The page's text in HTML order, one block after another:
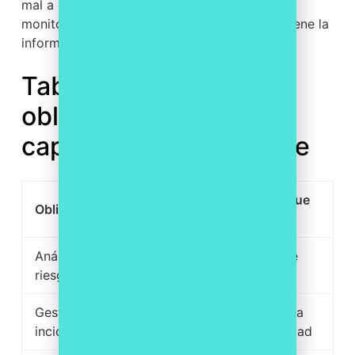
mal a esa cita. Una organización con
monitorización y trazabilidad centralizadas tiene la
información lista cuando la necesita.
Tabla resumen:
obligaciones NIS2 y
capacidades del parque
Obligación NIS2
Capacidad operativa que
Análisis de
riesgos
Inventario completo de
Gestión de
incidentes
Monitorización continua
con alertas y trazabilidad